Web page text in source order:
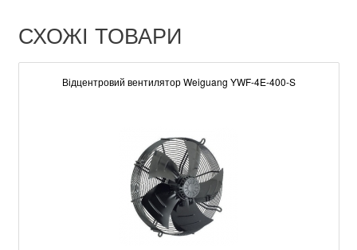
СХОЖІ ТОВАРИ
Відцентровий вентилятор Weiguang YWF-4E-400-S